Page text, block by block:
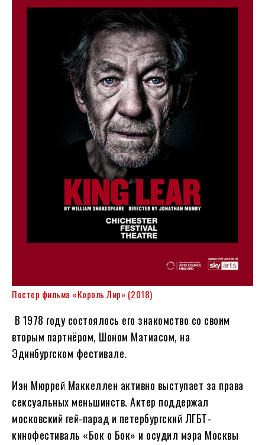
Постер фильма «Король Лир» (2018)
В 1978 году состоялось его знакомство со своим
вторым партнёром, Шоном Матиасом, на
Эдинбургском фестивале.
Иэн Мюррей Маккеллен активно выступает за права
сексуальных меньшинств. Актер поддержал
московский гей-парад и петербургский ЛГБТ-
кинофестиваль «Бок о Бок» и осудил мэра Москвы